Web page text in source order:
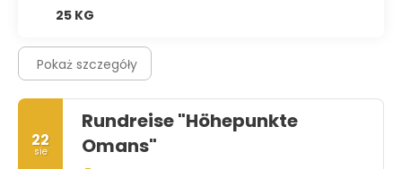
25 KG
Pokaż szczegóły
22
sie
Rundreise "Höhepunkte
Omans"